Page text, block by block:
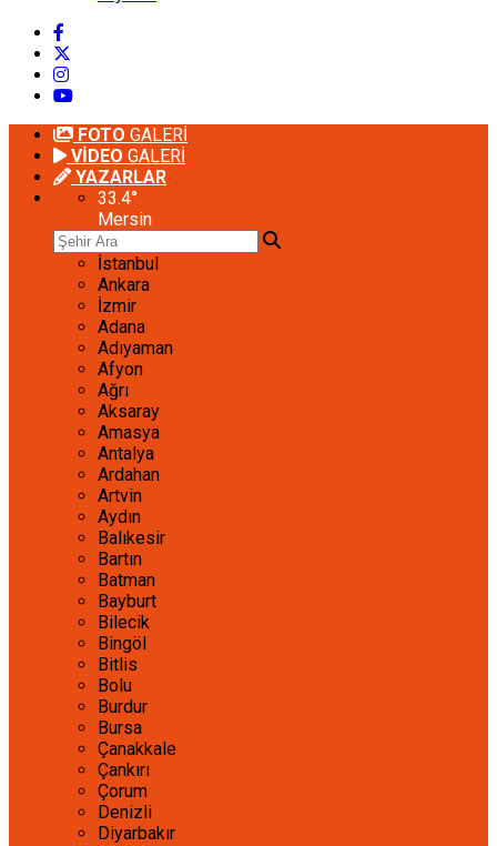
FOTO GALERİ
VİDEO GALERİ
YAZARLAR
33.4°
Mersin
İstanbul
Ankara
İzmir
Adana
Adıyaman
Afyon
Ağrı
Aksaray
Amasya
Antalya
Ardahan
Artvin
Aydın
Balıkesir
Bartın
Batman
Bayburt
Bilecik
Bingöl
Bitlis
Bolu
Burdur
Bursa
Çanakkale
Çankırı
Çorum
Denizli
Diyarbakır